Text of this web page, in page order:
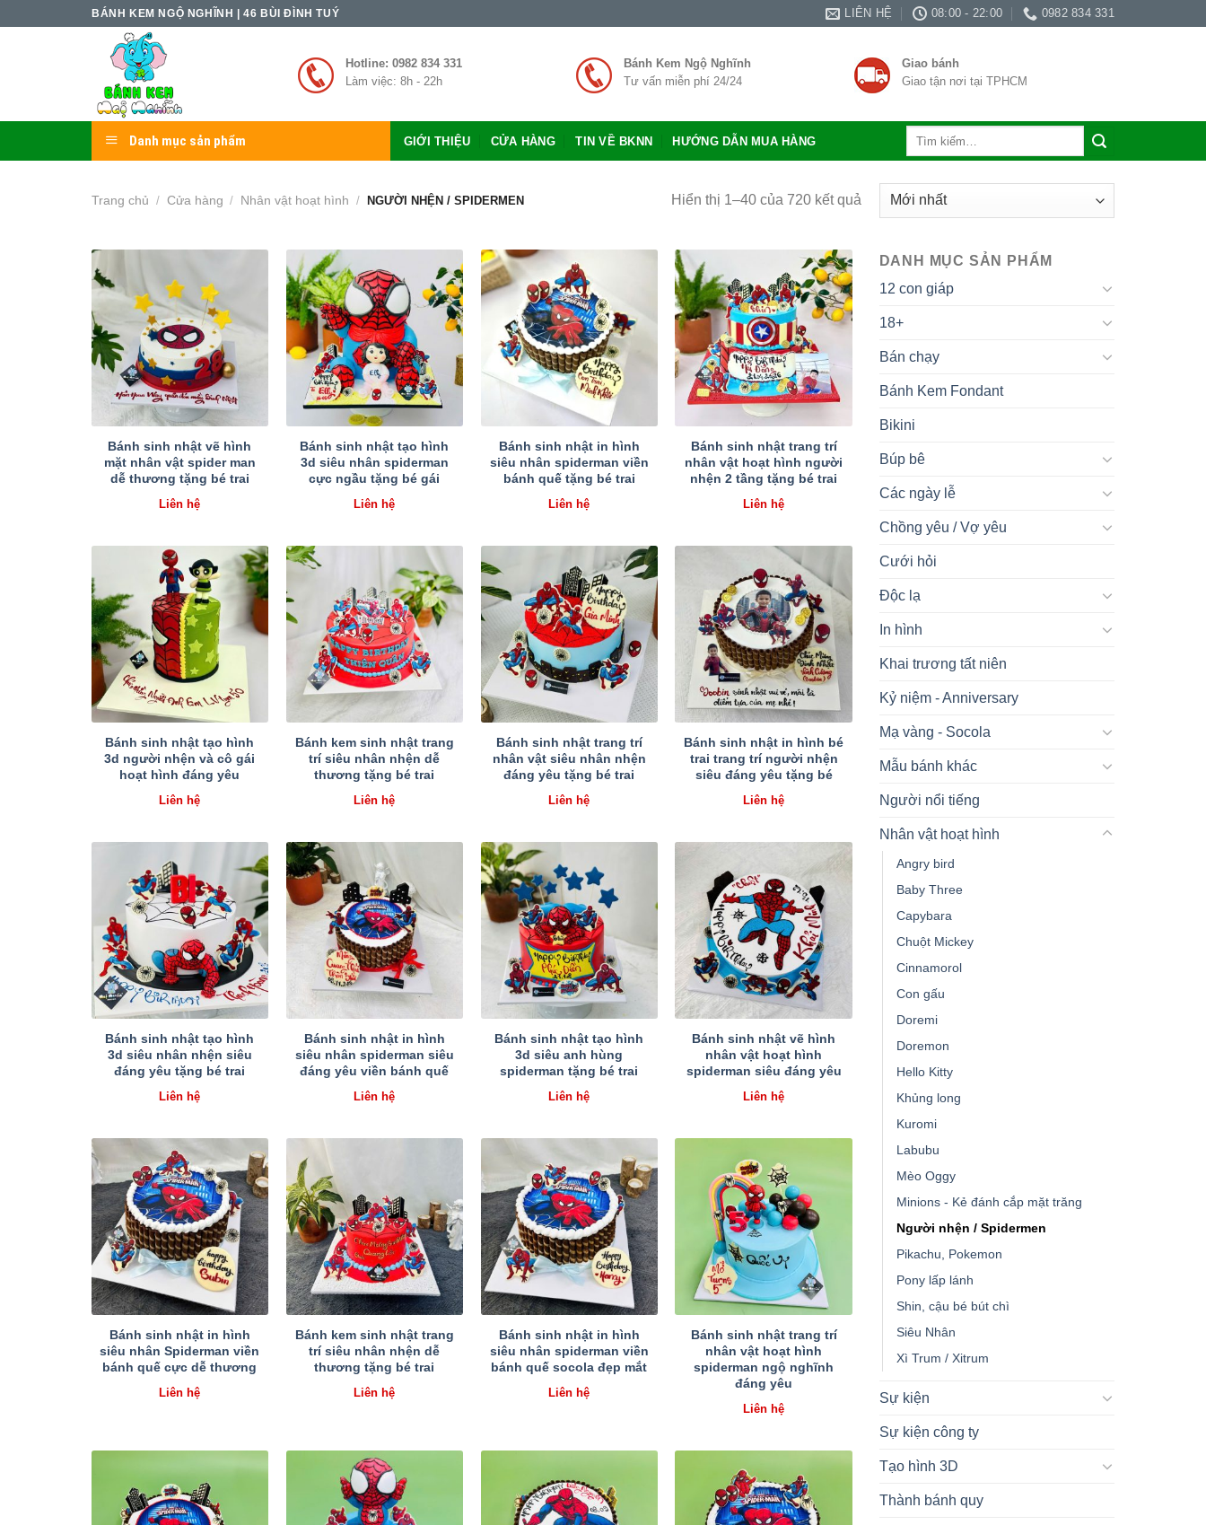
BÁNH KEM NGỘ NGHĨNH | 46 BÙI ĐÌNH TUÝ LIÊN HỆ 08:00 - 22:00 0982 834 331
Hotline: 0982 834 331
Làm việc: 8h - 22h
Bánh Kem Ngộ Nghĩnh
Tư vấn miễn phí 24/24
Giao bánh
Giao tận nơi tại TPHCM
Danh mục sản phẩm GIỚI THIỆU CỬA HÀNG TIN VỀ BKNN HƯỚNG DẪN MUA HÀNG
Trang chủ / Cửa hàng / Nhân vật hoạt hình / NGƯỜI NHỆN / SPIDERMEN Hiển thị 1–40 của 720 kết quả
Bánh sinh nhật vẽ hình
mặt nhân vật spider man
dễ thương tặng bé trai
Liên hệ
Bánh sinh nhật tạo hình
3d siêu nhân spiderman
cực ngầu tặng bé gái
Liên hệ
Bánh sinh nhật in hình
siêu nhân spiderman viền
bánh quế tặng bé trai
Liên hệ
Bánh sinh nhật trang trí
nhân vật hoạt hình người
nhện 2 tầng tặng bé trai
Liên hệ
Bánh sinh nhật tạo hình
3d người nhện và cô gái
hoạt hình đáng yêu
Liên hệ
Bánh kem sinh nhật trang
trí siêu nhân nhện dễ
thương tặng bé trai
Liên hệ
Bánh sinh nhật trang trí
nhân vật siêu nhân nhện
đáng yêu tặng bé trai
Liên hệ
Bánh sinh nhật in hình bé
trai trang trí người nhện
siêu đáng yêu tặng bé
Liên hệ
Bánh sinh nhật tạo hình
3d siêu nhân nhện siêu
đáng yêu tặng bé trai
Liên hệ
Bánh sinh nhật in hình
siêu nhân spiderman siêu
đáng yêu viền bánh quế
Liên hệ
Bánh sinh nhật tạo hình
3d siêu anh hùng
spiderman tặng bé trai
Liên hệ
Bánh sinh nhật vẽ hình
nhân vật hoạt hình
spiderman siêu đáng yêu
Liên hệ
Bánh sinh nhật in hình
siêu nhân Spiderman viền
bánh quế cực dễ thương
Liên hệ
Bánh kem sinh nhật trang
trí siêu nhân nhện dễ
thương tặng bé trai
Liên hệ
Bánh sinh nhật in hình
siêu nhân spiderman viền
bánh quế socola đẹp mắt
Liên hệ
Bánh sinh nhật trang trí
nhân vật hoạt hình
spiderman ngộ nghĩnh
đáng yêu
Liên hệ
DANH MỤC SẢN PHẨM
12 con giáp
18+
Bán chạy
Bánh Kem Fondant
Bikini
Búp bê
Các ngày lễ
Chồng yêu / Vợ yêu
Cưới hỏi
Độc lạ
In hình
Khai trương tất niên
Kỷ niệm - Anniversary
Mạ vàng - Socola
Mẫu bánh khác
Người nổi tiếng
Nhân vật hoạt hình
Angry bird
Baby Three
Capybara
Chuột Mickey
Cinnamorol
Con gấu
Doremi
Doremon
Hello Kitty
Khủng long
Kuromi
Labubu
Mèo Oggy
Minions - Kẻ đánh cắp mặt trăng
Người nhện / Spidermen
Pikachu, Pokemon
Pony lấp lánh
Shin, cậu bé bút chì
Siêu Nhân
Xì Trum / Xitrum
Sự kiện
Sự kiện công ty
Tạo hình 3D
Thành bánh quy